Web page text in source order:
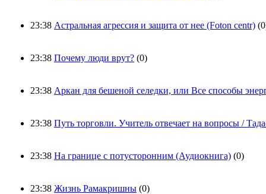
23:38 Астральная агрессия и защита от нее (Foton centr)
23:38 Почему люди врут? (0)
23:38 Аркан для бешеной селедки, или Все способы
23:38 Путь торговли. Учитель отвечает на вопросы /
23:38 На границе с потусторонним (Аудиокнига) (0)
23:38 Жизнь Рамакришны (0)